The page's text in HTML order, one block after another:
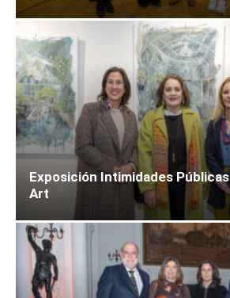
Exposición Intimidades
Art